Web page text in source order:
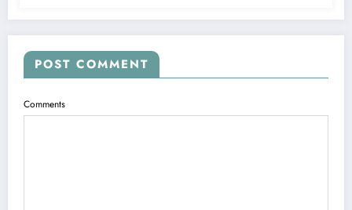
POST COMMENT
Comments